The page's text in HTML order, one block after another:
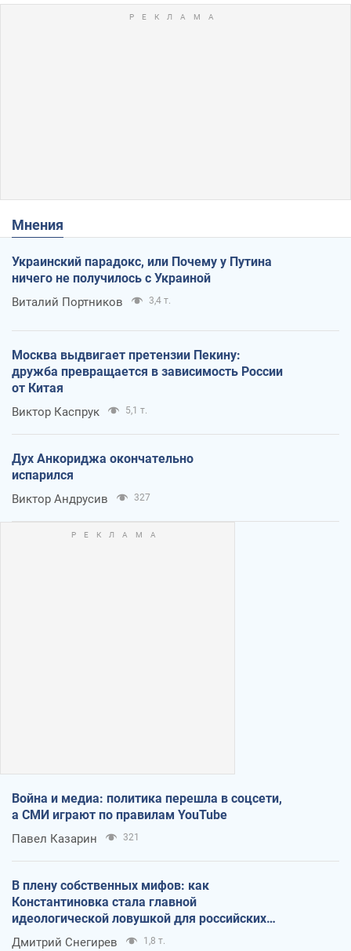
Мнения
Украинский парадокс, или Почему у Путина
ничего не получилось с Украиной
Виталий Портников 3,4 т.
Москва выдвигает претензии Пекину:
дружба превращается в зависимость России
от Китая
Виктор Каспрук 5,1 т.
Дух Анкориджа окончательно
испарился
Виктор Андрусив 327
Война и медиа: политика перешла в соцсети,
а СМИ играют по правилам YouTube
Павел Казарин 321
В плену собственных мифов: как
Константиновка стала главной
идеологической ловушкой для российских
оккупантов
Дмитрий Снегирев 1,8 т.